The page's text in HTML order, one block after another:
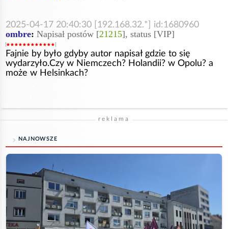
2025-04-17 20:40:30 [192.168.32.*] id:1680960
ombre: Napisał postów [21215], status [VIP]
Fajnie by było gdyby autor napisał gdzie to się
wydarzyło.Czy w Niemczech? Holandii? w Opolu? a
może w Helsinkach?
reklama
NAJNOWSZE